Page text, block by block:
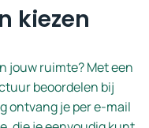
kiezen
jouw ruimte? Met een
beoordelen bij
ontvang je per e-mail